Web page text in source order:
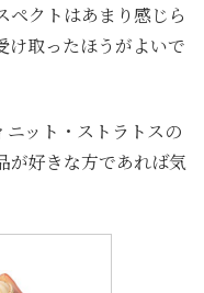
ペクトはあまり感じら
け取ったほうがよいで
ット・ストラトスの
が好きな方であれば気